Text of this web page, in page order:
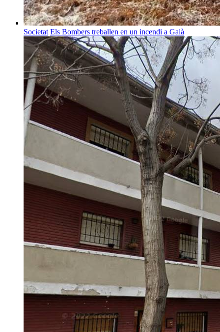
Societat Els Bombers treballen en un incendi a Gaià